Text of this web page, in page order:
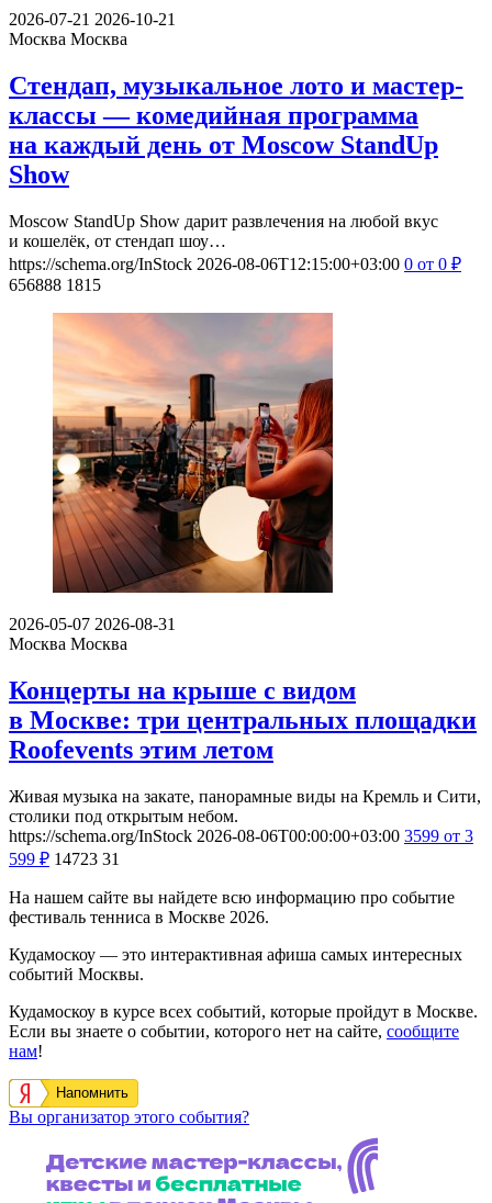
2026-07-21 2026-10-21
Москва Москва
Стендап, музыкальное лото и мастер-
классы — комедийная программа
на каждый день от Moscow StandUp
Show
Moscow StandUp Show дарит развлечения на любой вкус
и кошелёк, от стендап шоу…
https://schema.org/InStock 2026-08-06T12:15:00+03:00 0 от 0 ₽
656888 1815
2026-05-07 2026-08-31
Москва Москва
Концерты на крыше с видом
в Москве: три центральных площадки
Roofevents этим летом
Живая музыка на закате, панорамные виды на Кремль и Сити,
столики под открытым небом.
https://schema.org/InStock 2026-08-06T00:00:00+03:00 3599 от 3
599 ₽ 14723 31
На нашем сайте вы найдете всю информацию про событие
фестиваль тенниса в Москве 2026.
Кудамоскоу — это интерактивная афиша самых интересных
событий Москвы.
Кудамоскоу в курсе всех событий, которые пройдут в Москве.
Если вы знаете о событии, которого нет на сайте, сообщите
нам!
Напомнить
Вы организатор этого события?